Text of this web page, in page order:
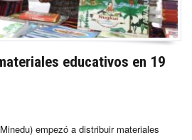
educativos en 19
empezó a distribuir materiales